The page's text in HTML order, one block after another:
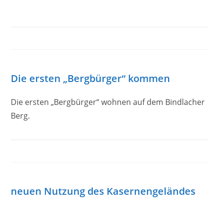
Die ersten „Bergbürger“ kommen
Die ersten „Bergbürger“ wohnen auf dem Bindlacher
Berg.
neuen Nutzung des Kasernengeländes